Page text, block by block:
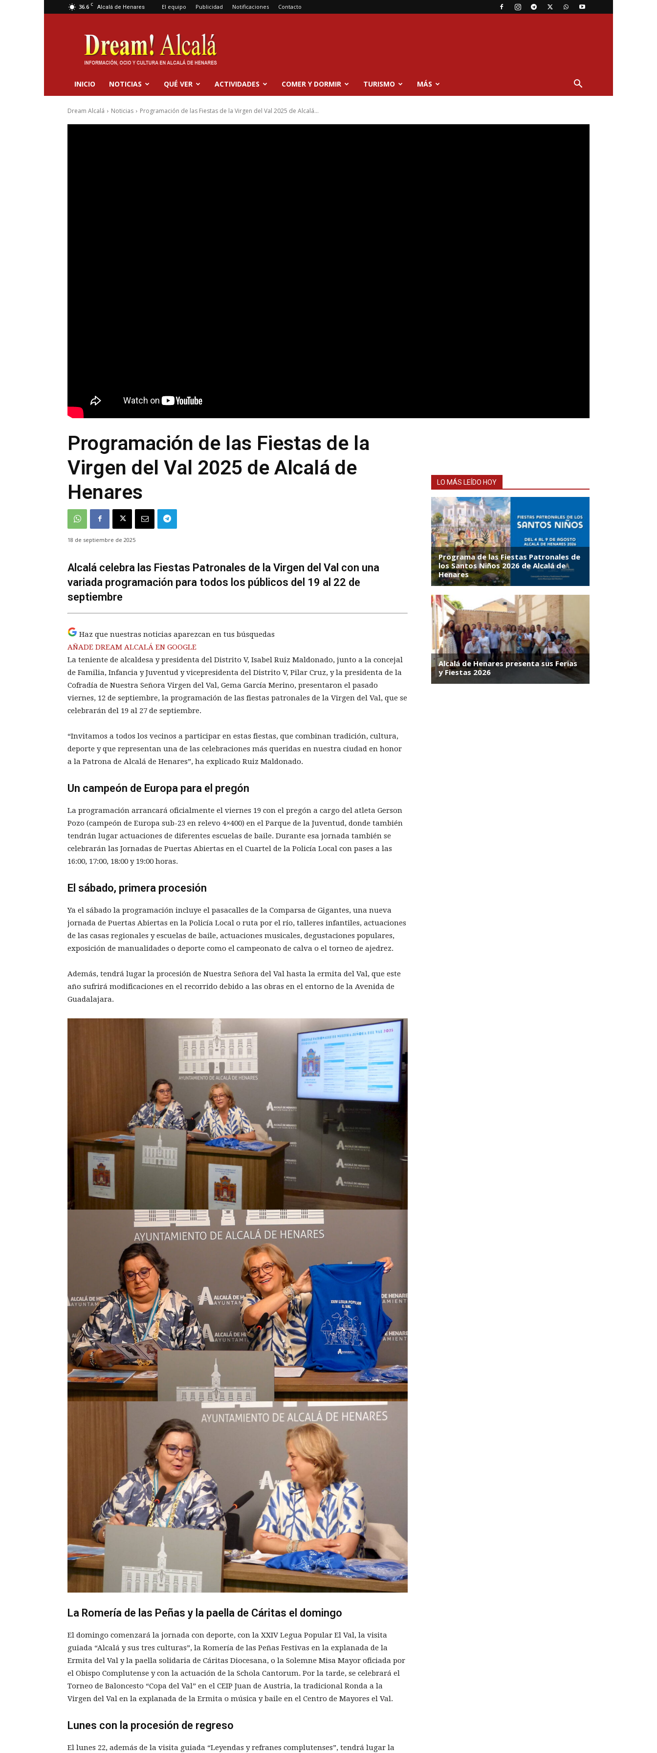
36.6 C Alcalá de Henares El equipo Publicidad Notificaciones Contacto
Dream
Alcalá
INICIO NOTICIAS QUÉ VER ACTIVIDADES COMER Y DORMIR TURISMO MÁS
Dream Alcalá Noticias Programación de las Fiestas de la Virgen del Val 2025 de Alcalá...
Programación de las Fiestas de la
Virgen del Val 2025 de Alcalá de
Henares
18 de septiembre de 2025
Alcalá celebra las Fiestas Patronales de la Virgen del Val con una
variada programación para todos los públicos del 19 al 22 de
septiembre
Haz que nuestras noticias aparezcan en tus búsquedas
AÑADE DREAM ALCALÁ EN GOOGLE
La teniente de alcaldesa y presidenta del Distrito V, Isabel Ruiz Maldonado, junto a la concejal
de Familia, Infancia y Juventud y vicepresidenta del Distrito V, Pilar Cruz, y la presidenta de la
Cofradía de Nuestra Señora Virgen del Val, Gema García Merino, presentaron el pasado
viernes, 12 de septiembre, la programación de las fiestas patronales de la Virgen del Val, que se
celebrarán del 19 al 27 de septiembre.
“Invitamos a todos los vecinos a participar en estas fiestas, que combinan tradición, cultura,
deporte y que representan una de las celebraciones más queridas en nuestra ciudad en honor
a la Patrona de Alcalá de Henares”, ha explicado Ruiz Maldonado.
Un campeón de Europa para el pregón
La programación arrancará oficialmente el viernes 19 con el pregón a cargo del atleta Gerson
Pozo (campeón de Europa sub-23 en relevo 4×400) en el Parque de la Juventud, donde también
tendrán lugar actuaciones de diferentes escuelas de baile. Durante esa jornada también se
celebrarán las Jornadas de Puertas Abiertas en el Cuartel de la Policía Local con pases a las
16:00, 17:00, 18:00 y 19:00 horas.
El sábado, primera procesión
Ya el sábado la programación incluye el pasacalles de la Comparsa de Gigantes, una nueva
jornada de Puertas Abiertas en la Policía Local o ruta por el río, talleres infantiles, actuaciones
de las casas regionales y escuelas de baile, actuaciones musicales, degustaciones populares,
exposición de manualidades o deporte como el campeonato de calva o el torneo de ajedrez.
Además, tendrá lugar la procesión de Nuestra Señora del Val hasta la ermita del Val, que este
año sufrirá modificaciones en el recorrido debido a las obras en el entorno de la Avenida de
Guadalajara.
La Romería de las Peñas y la paella de Cáritas el domingo
El domingo comenzará la jornada con deporte, con la XXIV Legua Popular El Val, la visita
guiada “Alcalá y sus tres culturas”, la Romería de las Peñas Festivas en la explanada de la
Ermita del Val y la paella solidaria de Cáritas Diocesana, o la Solemne Misa Mayor oficiada por
el Obispo Complutense y con la actuación de la Schola Cantorum. Por la tarde, se celebrará el
Torneo de Baloncesto “Copa del Val” en el CEIP Juan de Austria, la tradicional Ronda a la
Virgen del Val en la explanada de la Ermita o música y baile en el Centro de Mayores el Val.
Lunes con la procesión de regreso
El lunes 22, además de la visita guiada “Leyendas y refranes complutenses”, tendrá lugar la
LO MÁS LEÍDO HOY